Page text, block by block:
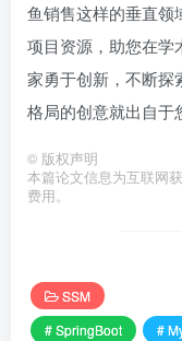
鱼销售这样的垂直领
项目资源，助您在学
家勇于创新，不断探
格局的创意就出自于
© 版权声明
本篇论文信息为互联网
费用。
SSM
# SpringBoot
#